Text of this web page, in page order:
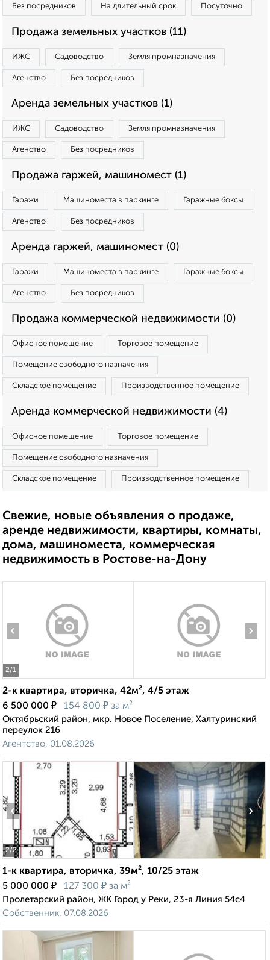
Без посредников На длительный срок Посуточно
Продажа земельных участков (11)
ИЖС Садоводство Земля промназначения
Агенство Без посредников
Аренда земельных участков (1)
ИЖС Садоводство Земля промназначения
Агенство Без посредников
Продажа гаржей, машиномест (1)
Гаражи Машиноместа в паркинге Гаражные боксы
Агенство Без посредников
Аренда гаржей, машиномест (0)
Гаражи Машиноместа в паркинге Гаражные боксы
Агенство Без посредников
Продажа коммерческой недвижимости (0)
Офисное помещение Торговое помещение
Помещение свободного назначения
Складское помещение Производственное помещение
Аренда коммерческой недвижимости (4)
Офисное помещение Торговое помещение
Помещение свободного назначения
Складское помещение Производственное помещение
Свежие, новые объявления о продаже,
аренде недвижимости, квартиры, комнаты,
дома, машиноместа, коммерческая
недвижимость в Ростове-на-Дону
2/1
‹ ›
2-к квартира, вторичка, 42м², 4/5 этаж
6 500 000 ₽ 154 800 ₽ за м²
Октябрьский район, мкр. Новое Поселение, Халтуринский
переулок 216
Агентство, 01.08.2026
2/2
‹ ›
1-к квартира, вторичка, 39м², 10/25 этаж
5 000 000 ₽ 127 300 ₽ за м²
Пролетарский район, ЖК Город у Реки, 23-я Линия 54с4
Собственник, 07.08.2026